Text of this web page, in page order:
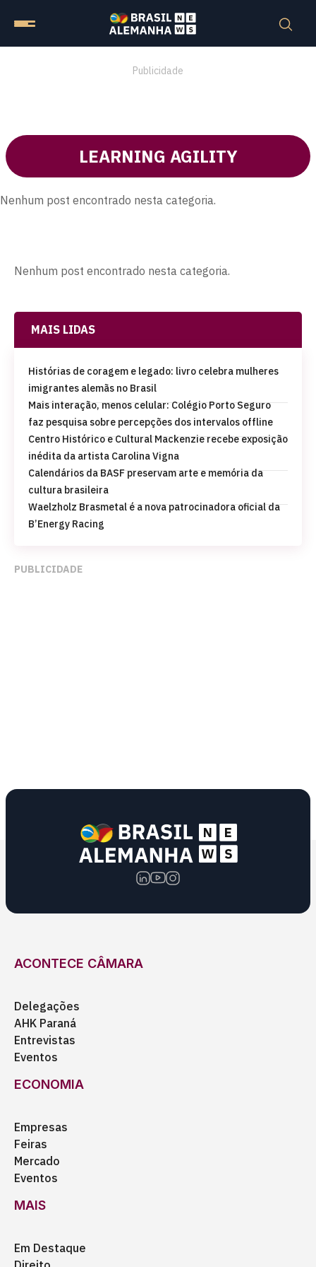
Publicidade
LEARNING AGILITY
Nenhum post encontrado nesta categoria.
Nenhum post encontrado nesta categoria.
MAIS LIDAS
Histórias de coragem e legado: livro celebra mulheres
imigrantes alemãs no Brasil
Mais interação, menos celular: Colégio Porto Seguro
faz pesquisa sobre percepções dos intervalos offline
Centro Histórico e Cultural Mackenzie recebe exposição
inédita da artista Carolina Vigna
Calendários da BASF preservam arte e memória da
cultura brasileira
Waelzholz Brasmetal é a nova patrocinadora oficial da
B’Energy Racing
PUBLICIDADE
ACONTECE CÂMARA
Delegações
AHK Paraná
Entrevistas
Eventos
ECONOMIA
Empresas
Feiras
Mercado
Eventos
MAIS
Em Destaque